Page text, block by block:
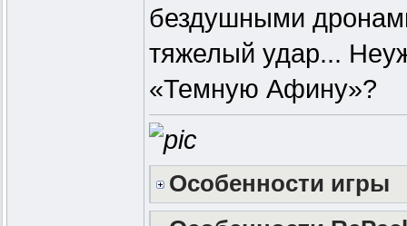
бездушными
тяжелый удар...
«Темную Афину»?
Особенности игры